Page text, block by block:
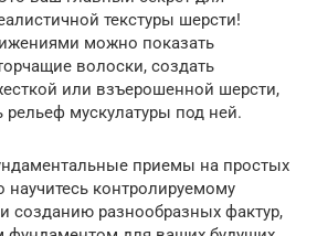
текстуры шерсти!
можно показать
волоски, создать
или взъерошенной шерсти,
рельеф мускулатуры под ней.
приемы на простых
научитесь контролируемому
созданию разнообразных фактур,